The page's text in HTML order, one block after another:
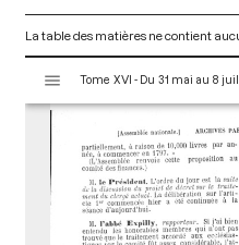
La table des matières ne contient
s
Tome XVI - Du 31 mai au 8